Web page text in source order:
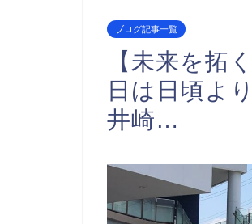
ブログ記事一覧
【未来を拓
日は日頃よ
井崎…